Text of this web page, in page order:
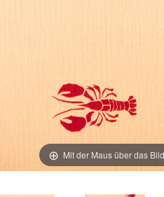
Mit der Maus über das